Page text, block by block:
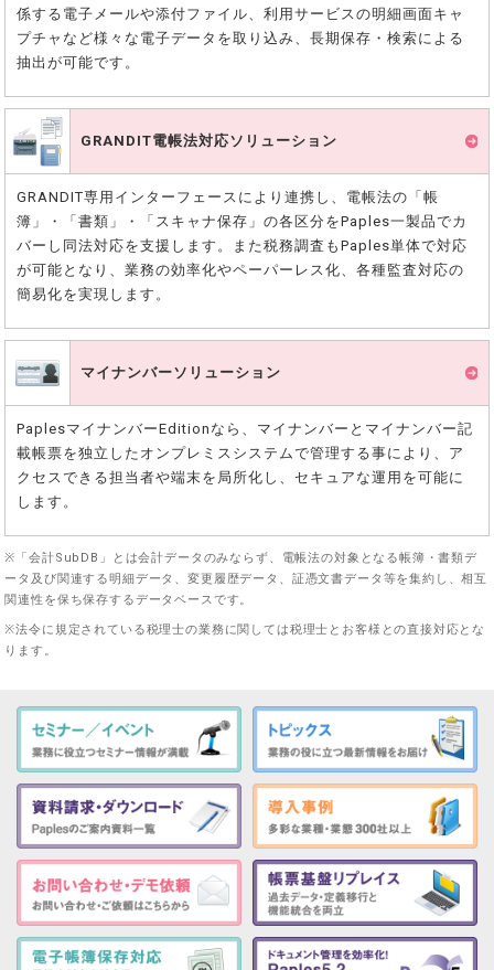
係する電子メールや添付ファイル、利用サービスの明細画面キャ
プチャなど様々な電子データを取り込み、長期保存・検索による
抽出が可能です。
GRANDIT電帳法対応ソリューション
GRANDIT専用インターフェースにより連携し、電帳法の「帳
簿」・「書類」・「スキャナ保存」の各区分をPaples一製品でカ
バーし同法対応を支援します。また税務調査もPaples単体で対応
が可能となり、業務の効率化やペーパーレス化、各種監査対応の
簡易化を実現します。
マイナンバーソリューション
PaplesマイナンバーEditionなら、マイナンバーとマイナンバー記
載帳票を独立したオンプレミスシステムで管理する事により、ア
クセスできる担当者や端末を局所化し、セキュアな運用を可能に
します。
※「会計SubDB」とは会計データのみならず、電帳法の対象となる帳簿・書類デ
ータ及び関連する明細データ、変更履歴データ、証憑文書データ等を集約し、相互
関連性を保ち保存するデータベースです。
※法令に規定されている税理士の業務に関しては税理士とお客様との直接対応とな
ります。